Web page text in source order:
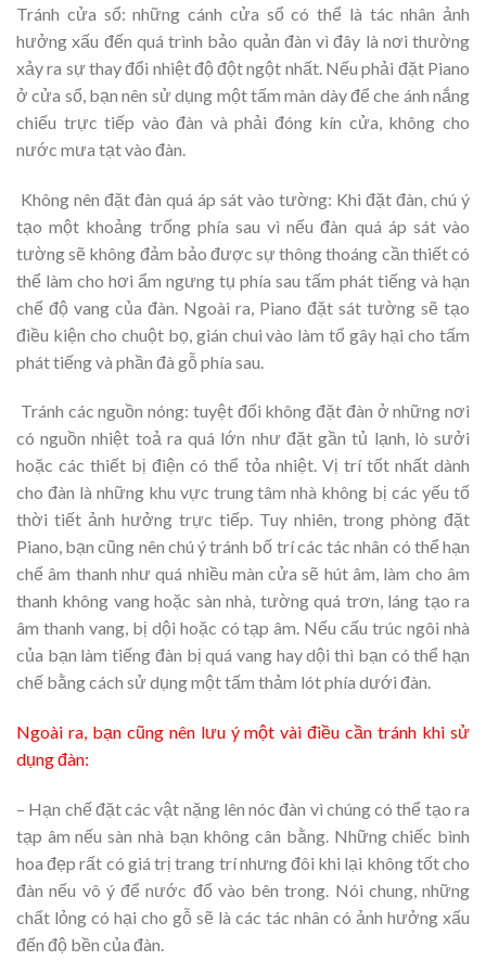
Tránh cửa sổ: những cánh cửa sổ có thể là tác nhân ảnh
hưởng xấu đến quá trình bảo quản đàn vì đây là nơi thường
xảy ra sự thay đổi nhiệt độ đột ngột nhất. Nếu phải đặt Piano
ở cửa sổ, bạn nên sử dụng một tấm màn dày để che ánh nắng
chiếu trực tiếp vào đàn và phải đóng kín cửa, không cho
nước mưa tạt vào đàn.
Không nên đặt đàn quá áp sát vào tường: Khi đặt đàn, chú ý
tạo một khoảng trống phía sau vì nếu đàn quá áp sát vào
tường sẽ không đảm bảo được sự thông thoáng cần thiết có
thể làm cho hơi ẩm ngưng tụ phía sau tấm phát tiếng và hạn
chế độ vang của đàn. Ngoài ra, Piano đặt sát tường sẽ tạo
điều kiện cho chuột bọ, gián chui vào làm tổ gây hại cho tấm
phát tiếng và phần đà gỗ phía sau.
Tránh các nguồn nóng: tuyệt đối không đặt đàn ở những nơi
có nguồn nhiệt toả ra quá lớn như đặt gần tủ lạnh, lò sưởi
hoặc các thiết bị điện có thể tỏa nhiệt. Vị trí tốt nhất dành
cho đàn là những khu vực trung tâm nhà không bị các yếu tố
thời tiết ảnh hưởng trực tiếp. Tuy nhiên, trong phòng đặt
Piano, bạn cũng nên chú ý tránh bố trí các tác nhân có thể hạn
chế âm thanh như quá nhiều màn cửa sẽ hút âm, làm cho âm
thanh không vang hoặc sàn nhà, tường quá trơn, láng tạo ra
âm thanh vang, bị dội hoặc có tạp âm. Nếu cấu trúc ngôi nhà
của bạn làm tiếng đàn bị quá vang hay dội thì bạn có thể hạn
chế bằng cách sử dụng một tấm thảm lót phía dưới đàn.
Ngoài ra, bạn cũng nên lưu ý một vài điều cần tránh khi sử
dụng đàn:
– Hạn chế đặt các vật nặng lên nóc đàn vì chúng có thể tạo ra
tạp âm nếu sàn nhà bạn không cân bằng. Những chiếc bình
hoa đẹp rất có giá trị trang trí nhưng đôi khi lại không tốt cho
đàn nếu vô ý để nước đổ vào bên trong. Nói chung, những
chất lỏng có hại cho gỗ sẽ là các tác nhân có ảnh hưởng xấu
đến độ bền của đàn.